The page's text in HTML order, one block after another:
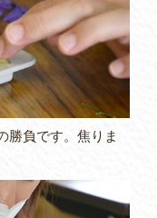
勝負です。焦りま